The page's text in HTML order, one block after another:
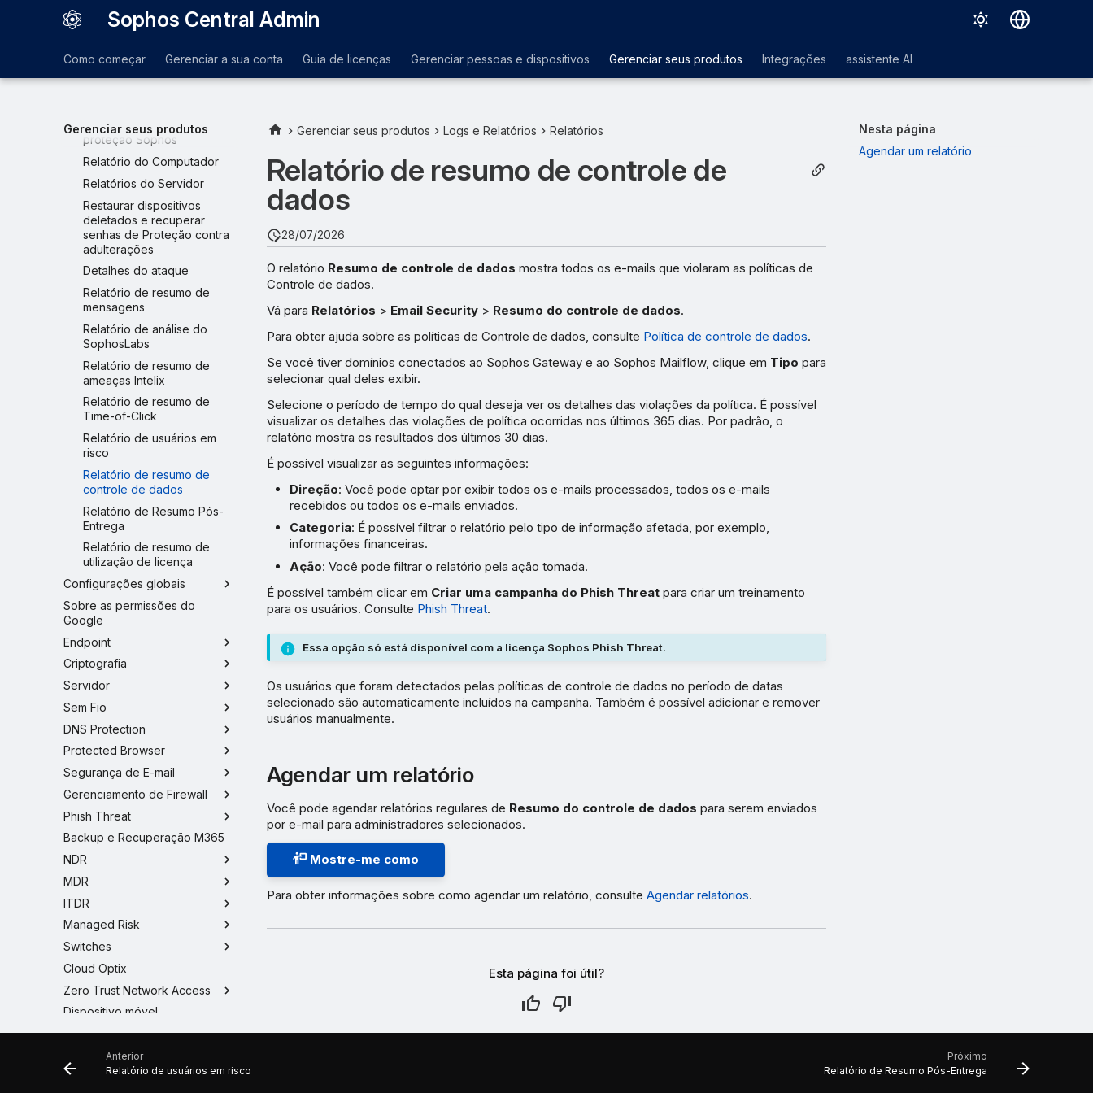
Sophos Central Admin
Français
Como começar Gerenciar a sua conta Guia de licenças Gerenciar pessoas e dispositivos Gerenciar seus produtos Integrações assistente AI
Gerenciar seus produtos
Centro de Análise de
Logs e Relatórios
Logs
Apresentação geral da sua
proteção Sophos
Relatório do Computador
Relatórios do Servidor
Restaurar dispositivos
deletados e recuperar
senhas de Proteção contra
adulterações
Detalhes do ataque
Relatório de resumo de
mensagens
Relatório de análise do
SophosLabs
Relatório de resumo de
ameaças Intelix
Relatório de resumo de
Time-of-Click
Relatório de usuários em
risco
Relatório de resumo de
controle de dados
Relatório de Resumo Pós-
Entrega
Relatório de resumo de
utilização de licença
Configurações globais
Sobre as permissões do
Google
Endpoint
Criptografia
Servidor
Sem Fio
DNS Protection
Protected Browser
Segurança de E-mail
Gerenciamento de Firewall
Phish Threat
Backup e Recuperação M365
NDR
MDR
ITDR
Managed Risk
Switches
Cloud Optix
Zero Trust Network Access
Dispositivo móvel
Nesta página
Agendar um relatório
Gerenciar seus produtos Logs e Relatórios Relatórios
Relatório de resumo de controle de
dados
28/07/2026
O relatório Resumo de controle de dados mostra todos os e-mails que violaram as políticas de
Controle de dados.
Vá para Relatórios > Email Security > Resumo do controle de dados.
Para obter ajuda sobre as políticas de Controle de dados, consulte Política de controle de dados.
Se você tiver domínios conectados ao Sophos Gateway e ao Sophos Mailflow, clique em Tipo para
selecionar qual deles exibir.
Selecione o período de tempo do qual deseja ver os detalhes das violações da política. É possível
visualizar os detalhes das violações de política ocorridas nos últimos 365 dias. Por padrão, o
relatório mostra os resultados dos últimos 30 dias.
É possível visualizar as seguintes informações:
Direção: Você pode optar por exibir todos os e-mails processados, todos os e-mails
recebidos ou todos os e-mails enviados.
Categoria: É possível filtrar o relatório pelo tipo de informação afetada, por exemplo,
informações financeiras.
Ação: Você pode filtrar o relatório pela ação tomada.
É possível também clicar em Criar uma campanha do Phish Threat para criar um treinamento
para os usuários. Consulte Phish Threat.
Essa opção só está disponível com a licença Sophos Phish Threat.
Os usuários que foram detectados pelas políticas de controle de dados no período de datas
selecionado são automaticamente incluídos na campanha. Também é possível adicionar e remover
usuários manualmente.
Agendar um relatório
Você pode agendar relatórios regulares de Resumo do controle de dados para serem enviados
por e-mail para administradores selecionados.
Mostre-me como
Para obter informações sobre como agendar um relatório, consulte Agendar relatórios.
Esta página foi útil?
Anterior
Relatório de usuários em risco
Próximo
Relatório de Resumo Pós-Entrega